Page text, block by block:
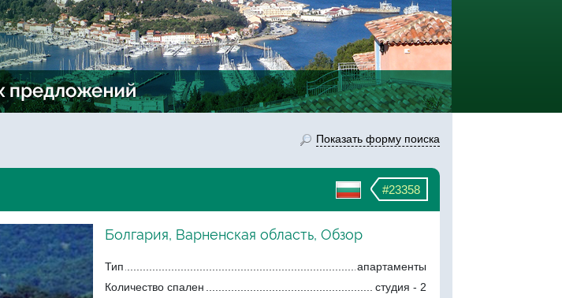
Показать форму поиска
#23358
Болгария, Варненская область, Обзор
Тип
апартаменты
Количество спален
студия - 2